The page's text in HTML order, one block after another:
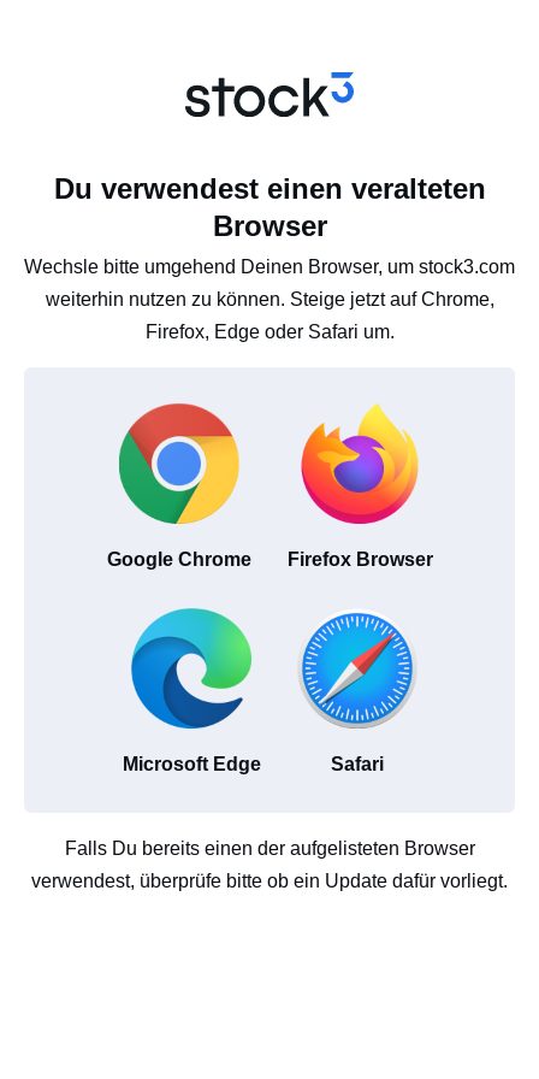
Du verwendest einen veralteten
Browser
Wechsle bitte umgehend Deinen Browser, um stock3.com
weiterhin nutzen zu können. Steige jetzt auf Chrome,
Firefox, Edge oder Safari um.
Google Chrome Firefox Browser
Microsoft Edge Safari
Falls Du bereits einen der aufgelisteten Browser
verwendest, überprüfe bitte ob ein Update dafür vorliegt.